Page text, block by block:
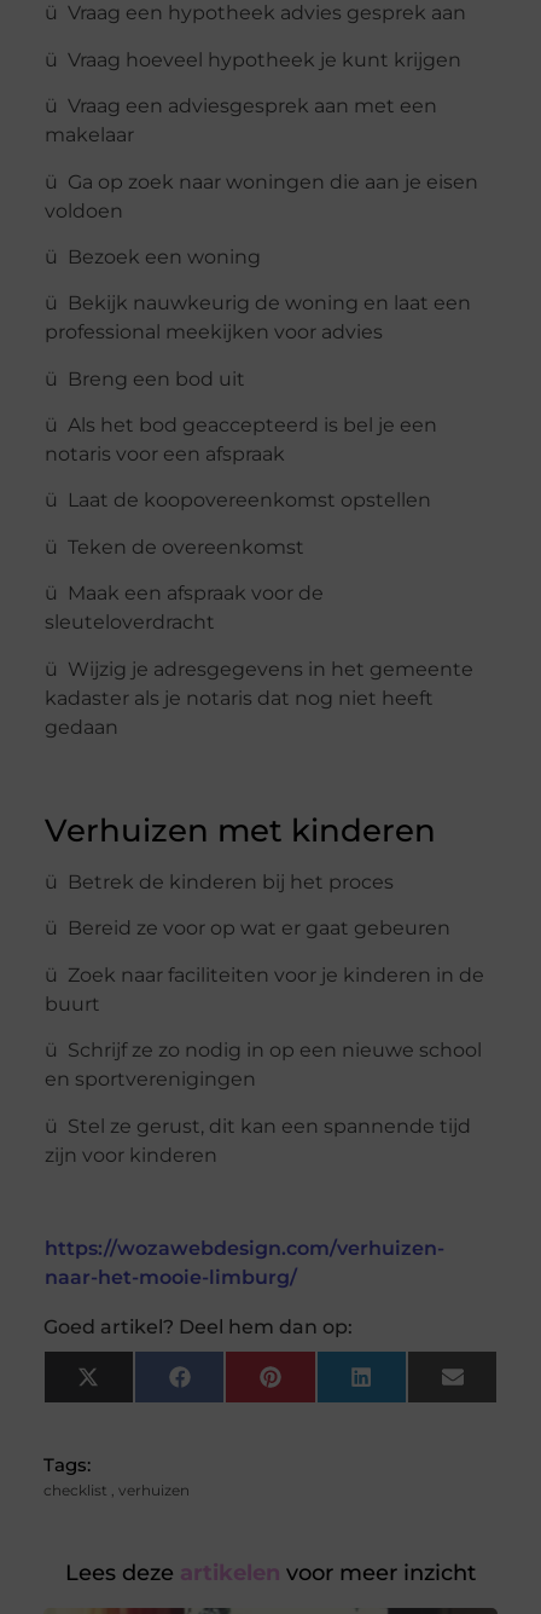
ü Vraag een hypotheek advies gesprek aan
ü Vraag hoeveel hypotheek je kunt krijgen
ü Vraag een adviesgesprek aan met een
makelaar
ü Ga op zoek naar woningen die aan je eisen
voldoen
ü Bezoek een woning
ü Bekijk nauwkeurig de woning en laat een
professional meekijken voor advies
ü Breng een bod uit
ü Als het bod geaccepteerd is bel je een
notaris voor een afspraak
ü Laat de koopovereenkomst opstellen
ü Teken de overeenkomst
ü Maak een afspraak voor de
sleuteloverdracht
ü Wijzig je adresgegevens in het gemeente
kadaster als je notaris dat nog niet heeft
gedaan
Verhuizen met kinderen
ü Betrek de kinderen bij het proces
ü Bereid ze voor op wat er gaat gebeuren
ü Zoek naar faciliteiten voor je kinderen in de
buurt
ü Schrijf ze zo nodig in op een nieuwe school
en sportverenigingen
ü Stel ze gerust, dit kan een spannende tijd
zijn voor kinderen
https://wozawebdesign.com/verhuizen-
naar-het-mooie-limburg/
Goed artikel? Deel hem dan op:
X
(Twitter)
FacebookPinterest LinkedIn Email
Tags:
checklist , verhuizen
Lees deze artikelen voor meer inzicht